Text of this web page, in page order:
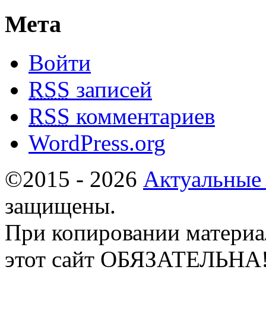
Мета
Войти
RSS записей
RSS комментариев
WordPress.org
©2015 - 2026
защищены.
При копировании
этот сайт